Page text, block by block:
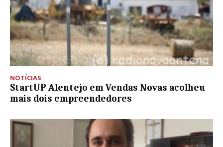
NOTÍCIAS
StartUP Alentejo em Vendas Novas acolheu
mais dois empreendedores